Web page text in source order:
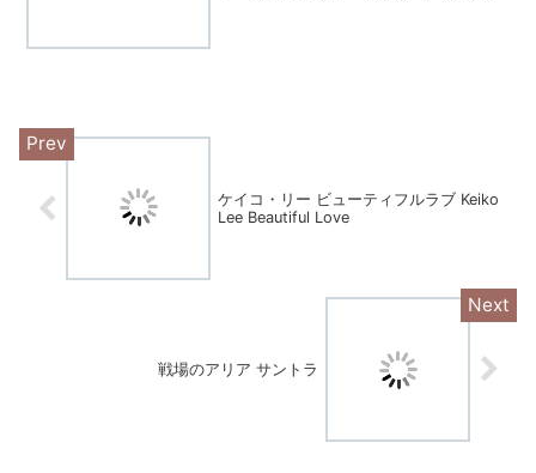
ケイコ・リー ビューティフルラブ Keiko
Lee Beautiful Love
戦場のアリア サントラ